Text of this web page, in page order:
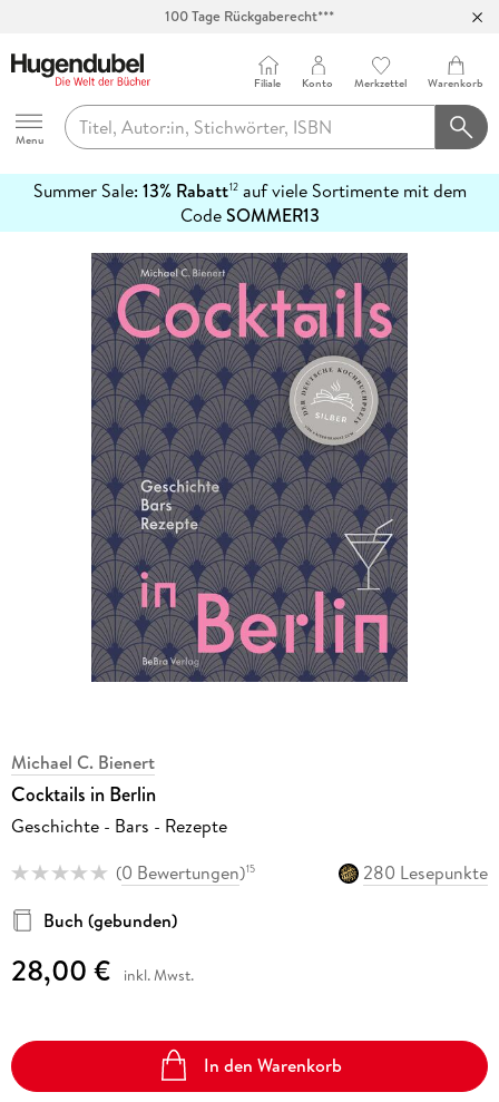
100 Tage Rückgaberecht***
Hugendubel
Menu
Filiale Konto Merkzettel Warenkorb
Summer Sale: 13% Rabatt12auf viele Sortimente mit dem
CodeSOMMER13
erfahren
Michael C. Bienert
Cocktails in Berlin
Geschichte - Bars - Rezepte
(0 Bewertungen)15
280 Lesepunkte
Buch (gebunden)
28,00 € inkl. Mwst.
In den Warenkorb